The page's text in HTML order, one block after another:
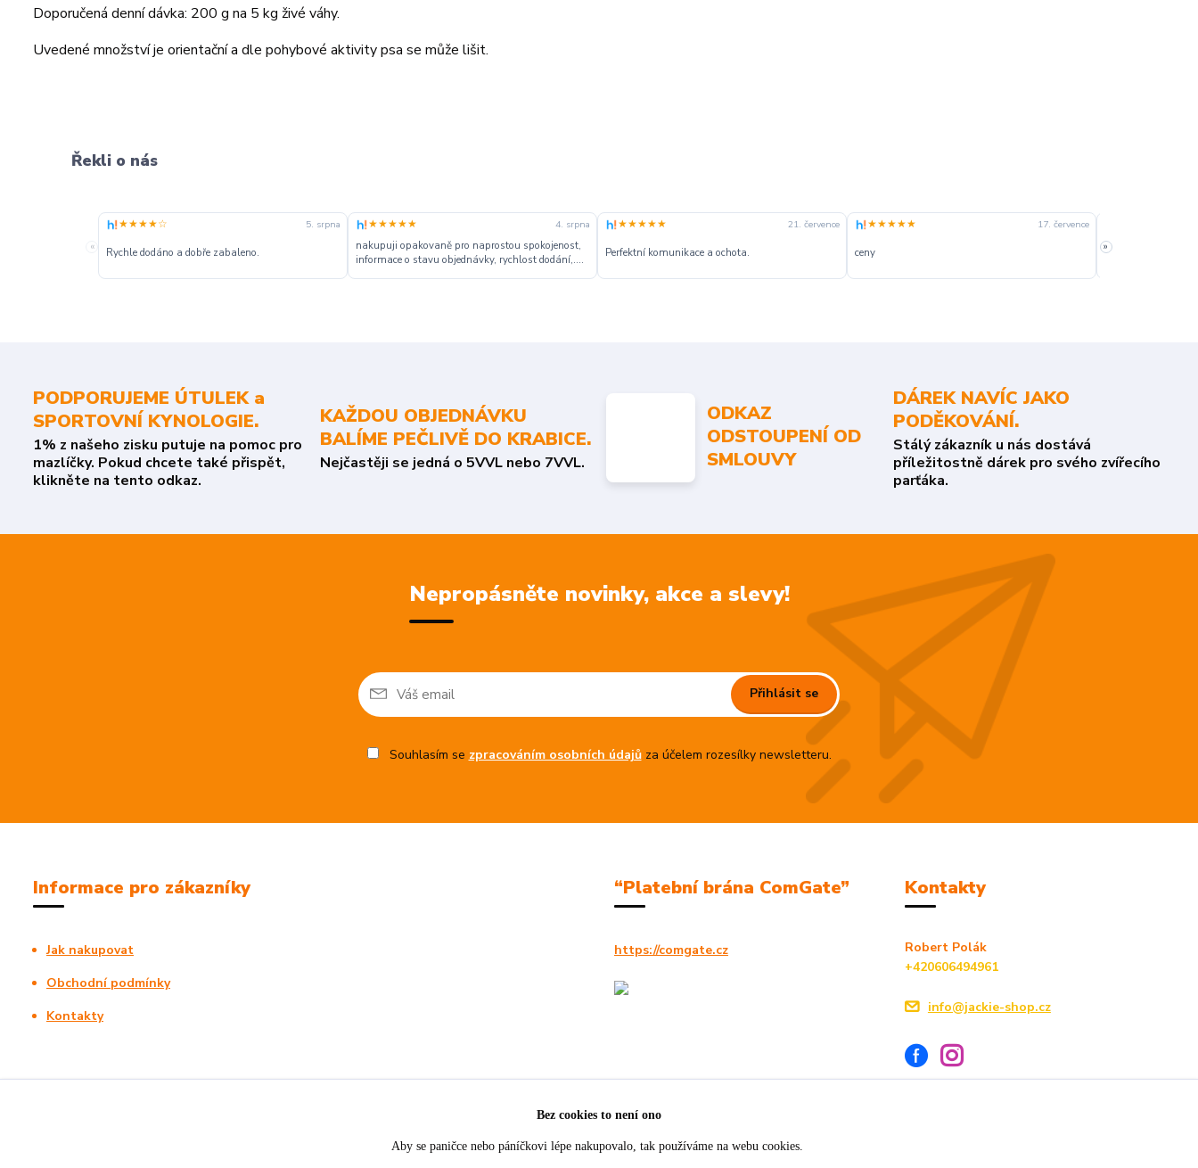
Doporučená denní dávka: 200 g na 5 kg živé váhy.
Uvedené množství je orientační a dle pohybové aktivity psa se může lišit.
Řekli o nás
«
★★★★☆ 5. srpna
Rychle dodáno a dobře zabaleno.
★★★★★ 4. srpna
nakupuji opakovaně pro naprostou spokojenost,
informace o stavu objednávky, rychlost dodání,....
★★★★★ 21. července
Perfektní komunikace a ochota.
★★★★★ 17. července
ceny
slušná rychlost
»
PODPORUJEME ÚTULEK a
SPORTOVNÍ KYNOLOGIE.
1% z našeho zisku putuje na pomoc pro
mazlíčky. Pokud chcete také přispět,
klikněte na tento odkaz.
KAŽDOU OBJEDNÁVKU
BALÍME PEČLIVĚ DO KRABICE.
Nejčastěji se jedná o 5VVL nebo 7VVL.
ODKAZ
ODSTOUPENÍ OD
SMLOUVY
DÁREK NAVÍC JAKO
PODĚKOVÁNÍ.
Stálý zákazník u nás dostává
příležitostně dárek pro svého zvířecího
parťáka.
Nepropásněte novinky, akce a slevy!
Přihlásit se
Souhlasím se zpracováním osobních údajůza účelem rozesílky newsletteru.
Informace pro zákazníky
Jak nakupovat
Obchodní podmínky
Kontakty
“Platební brána ComGate”
https://comgate.cz
Kontakty
Robert Polák
+420606494961
info@jackie-shop.cz
Bez cookies to není ono
Aby se paničce nebo páníčkovi lépe nakupovalo, tak používáme na webu cookies.